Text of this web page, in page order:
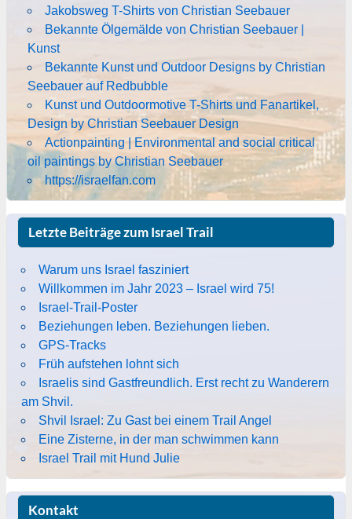
Jakobsweg T-Shirts von Christian Seebauer
Bekannte Ölgemälde von Christian Seebauer |
Kunst
Bekannte Kunst und Outdoor Designs by Christian
Seebauer auf Redbubble
Kunst und Outdoormotive T-Shirts und Fanartikel,
Design by Christian Seebauer Design
Actionpainting | Environmental and social critical
oil paintings by Christian Seebauer
https://israelfan.com
Letzte Beiträge zum Israel Trail
Warum uns Israel fasziniert
Willkommen im Jahr 2023 – Israel wird 75!
Israel-Trail-Poster
Beziehungen leben. Beziehungen lieben.
GPS-Tracks
Früh aufstehen lohnt sich
Israelis sind Gastfreundlich. Erst recht zu Wanderern
am Shvil.
Shvil Israel: Zu Gast bei einem Trail Angel
Eine Zisterne, in der man schwimmen kann
Israel Trail mit Hund Julie
Kontakt